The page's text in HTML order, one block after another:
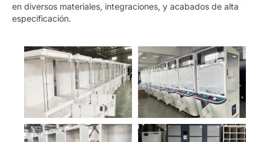
en diversos materiales, integraciones, y acabados de alta
especificación.